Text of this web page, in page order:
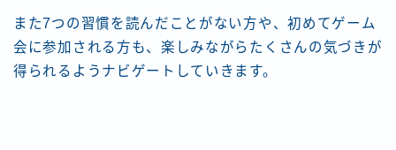
また7つの習慣を読んだことがない方や、初めてゲーム
会に参加される方も、楽しみながらたくさんの気づきが
得られるようナビゲートしていきます。